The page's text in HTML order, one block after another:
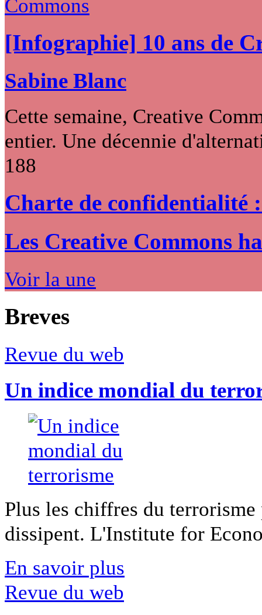
[Infographie] 10 ans de
Sabine Blanc
Cette semaine, Creative
entier. Une décennie
188
Charte de confidentialité
Les Creative Commons
Voir la une
Breves
Revue du web
Un indice mondial du
Plus les chiffres du
dissipent. L'Institute for
En savoir plus
Revue du web